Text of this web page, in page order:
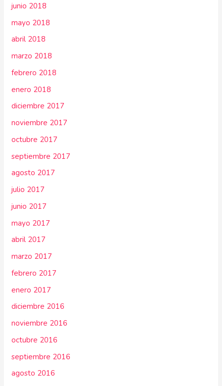
junio 2018
mayo 2018
abril 2018
marzo 2018
febrero 2018
enero 2018
diciembre 2017
noviembre 2017
octubre 2017
septiembre 2017
agosto 2017
julio 2017
junio 2017
mayo 2017
abril 2017
marzo 2017
febrero 2017
enero 2017
diciembre 2016
noviembre 2016
octubre 2016
septiembre 2016
agosto 2016